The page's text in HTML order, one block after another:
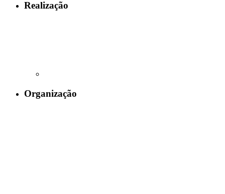
Realização
Organização